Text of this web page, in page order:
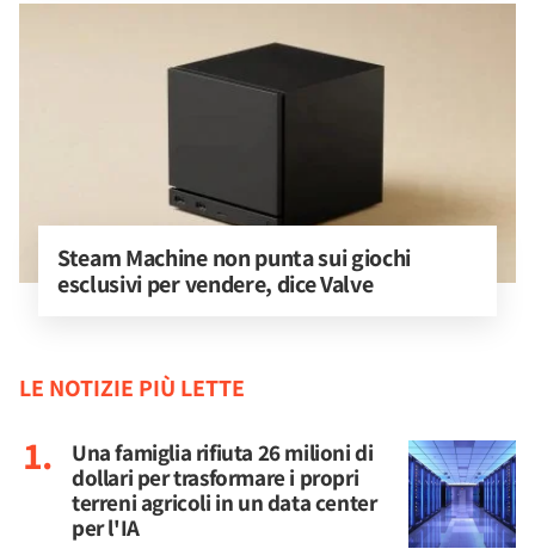
Steam Machine non punta sui giochi
esclusivi per vendere, dice Valve
LE NOTIZIE PIÙ LETTE
Una famiglia rifiuta 26 milioni di
dollari per trasformare i propri
terreni agricoli in un data center
per l'IA